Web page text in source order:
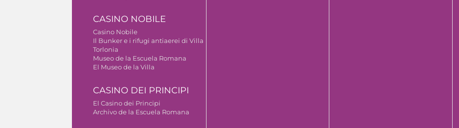
CASINO NOBILE
Casino Nobile
Il Bunker e i rifugi antiaerei di Villa
Torlonia
Museo de la Escuela Romana
El Museo de la Villa
CASINO DEI PRINCIPI
El Casino dei Principi
Archivo de la Escuela Romana